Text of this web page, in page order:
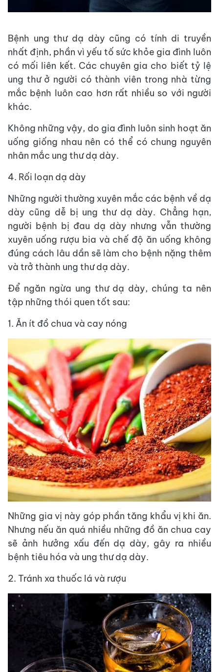
Bệnh ung thư dạ dày cũng có tính di truyền
nhất định, phần vì yếu tố sức khỏe gia đình luôn
có mối liên kết. Các chuyên gia cho biết tỷ lệ
ung thư ở người có thành viên trong nhà từng
mắc bệnh luôn cao hơn rất nhiều so với người
khác.
Không những vậy, do gia đình luôn sinh hoạt ăn
uống giống nhau nên có thể có chung nguyên
nhân mắc ung thư dạ dày.
4. Rối loạn dạ dày
Những người thường xuyên mắc các bệnh về dạ
dày cũng dễ bị ung thư dạ dày. Chẳng hạn,
người bệnh bị đau dạ dày nhưng vẫn thường
xuyên uống rượu bia và chế độ ăn uống không
đúng cách lâu dần sẽ làm cho bệnh nặng thêm
và trở thành ung thư dạ dày.
Để ngăn ngừa ung thư dạ dày, chúng ta nên
tập những thói quen tốt sau:
1. Ăn ít đồ chua và cay nóng
Những gia vị này góp phần tăng khẩu vị khi ăn.
Nhưng nếu ăn quá nhiều những đồ ăn chua cay
sẽ ảnh hưởng xấu đến dạ dày, gây ra nhiều
bệnh tiêu hóa và ung thư dạ dày.
2. Tránh xa thuốc lá và rượu